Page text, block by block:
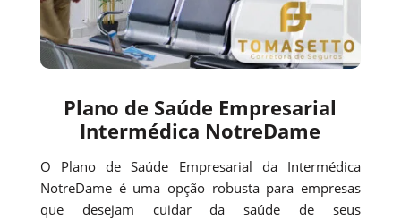
Plano de Saúde Empresarial
Intermédica NotreDame
O Plano de Saúde Empresarial da Intermédica
NotreDame é uma opção robusta para empresas
que desejam cuidar da saúde de seus